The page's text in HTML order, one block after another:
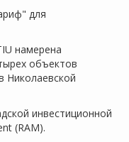
для
намерена
объектов
Николаевской
инвестиционной
(RAM).